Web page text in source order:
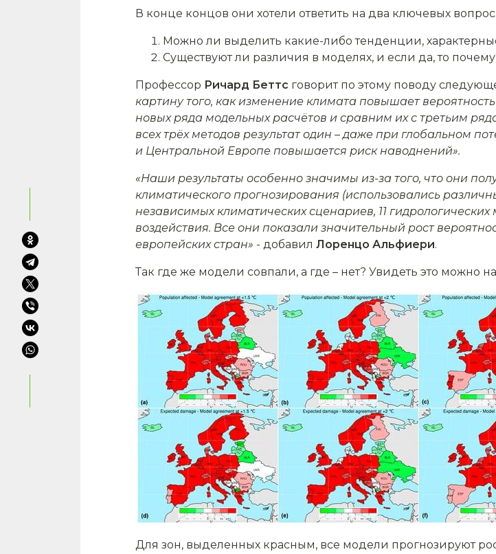
В конце концов они хотели ответить на два ключевых
Можно ли выделить какие-либо тенденции,
Существуют ли различия в моделях, и если да, то
Профессор Ричард Беттс говорит по этому поводу
картину того, как изменение климата повышает
новых ряда модельных расчётов и сравним их с третьим
всех трёх методов результат один – даже при глобальном
и Центральной Европе повышается риск наводнений».
«Наши результаты особенно значимы из-за того, что они
климатического прогнозирования (использовались
независимых климатических сценариев, 11
воздействия. Все они показали значительный рост
европейских стран» - добавил Лоренцо Альфиери.
Так где же модели совпали, а где – нет? Увидеть это можно
Для зон, выделенных красным, все модели прогнозируют